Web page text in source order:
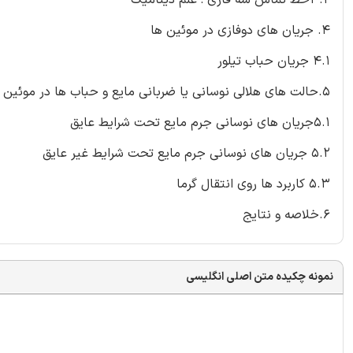
4. جریان های دوفازی در موئین ها
4.1 جریان حباب تیلور
5.حالت های هلالی نوسانی یا ضربانی مایع و حباب ها در موئین ها
5.1جریان های نوسانی جرم مایع تحت شرایط عایق
5.2 جریان های نوسانی جرم مایع تحت شرایط غیر عایق
5.3 کاربرد ها روی انتقال گرما
6.خلاصه و نتایج
نمونه چکیده متن اصلی انگلیسی